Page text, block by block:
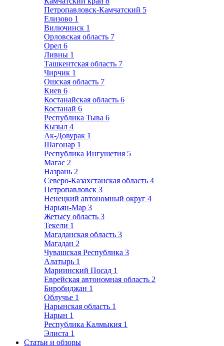
Петропавловск-Камчатский 5
Елизово 1
Вилючинск 1
Орловская область 7
Орел 6
Ливны 1
Ташкентская область 7
Чирчик 1
Ошская область 7
Киев 6
Костанайская область 6
Костанай 6
Республика Тыва 6
Кызыл 4
Ак-Довурак 1
Шагонар 1
Республика Ингушетия 5
Магас 2
Назрань 2
Северо-Казахстанская область 4
Петропавловск 3
Ненецкий автономный округ 4
Нарьян-Мар 3
Жетысу область 3
Текели 1
Магаданская область 3
Магадан 2
Чувашская Республика 3
Алатырь 1
Мариинский Посад 1
Еврейская автономная область 2
Биробиджан 1
Облучье 1
Нарынская область 1
Нарын 1
Республика Калмыкия 1
Элиста 1
Статьи и обзоры